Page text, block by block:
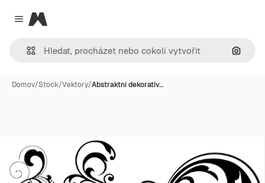
Close menu
Magnific
Hledat
Domov/Stock/Vektory/Abstraktní dekorativ…